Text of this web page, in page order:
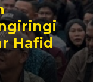
Hafid